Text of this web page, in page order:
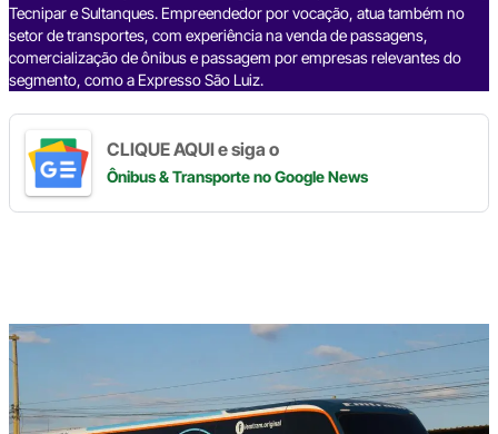
Tecnipar e Sultanques. Empreendedor por vocação, atua também no
setor de transportes, com experiência na venda de passagens,
comercialização de ônibus e passagem por empresas relevantes do
segmento, como a Expresso São Luiz.
CLIQUE AQUI e siga o
Ônibus & Transporteno Google News
Digite
aqui
o
seu
e-